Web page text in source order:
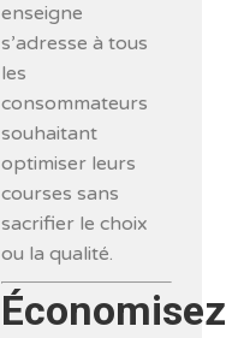
enseigne
s’adresse à tous
les
consommateurs
souhaitant
optimiser leurs
courses sans
sacrifier le choix
ou la qualité.
Économisez